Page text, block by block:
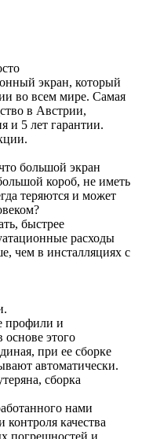
экран, который
во всем мире. Самая
в Австрии,
и 5 лет гарантии.
большой экран
короб, не иметь
теряются и может
быстрее
расходы
чем в инсталляциях с
профили и
этого
при ее сборке
автоматически.
сборка
нами
качества
погрешностей и